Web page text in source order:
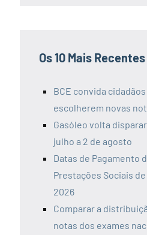
Os 10 Mais Recentes
BCE convida cidadãos
escolherem novas
Gasóleo volta disparar
julho a 2 de agosto
Datas de Pagamento
Prestações Sociais
2026
Comparar a
notas dos exames